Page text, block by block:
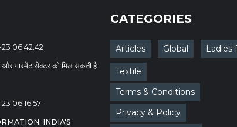
06:42:42
गारमेंट सेक्टर को मिल सकती है
06:16:57
INDIA'S
CATEGORIES
Articles Global Ladies
Textile
Terms & Conditions
Privacy & Policy